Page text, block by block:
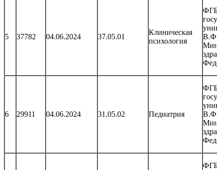
5 37782 04.06.2024 37.05.01
Клиническая
психология
6 29911 04.06.2024 31.05.02 Педиатрия